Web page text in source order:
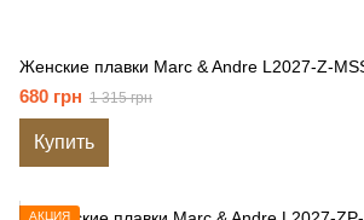
Женские плавки Marc & Andre L2027-Z-
680 грн 1 315 грн
Купить
АКЦИЯ